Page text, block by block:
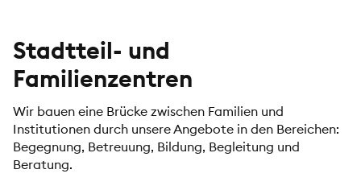
Stadtteil- und
Familienzentren
Wir bauen eine Brücke zwischen Familien und
Institutionen durch unsere Angebote in den Bereichen:
Begegnung, Betreuung, Bildung, Begleitung und
Beratung.